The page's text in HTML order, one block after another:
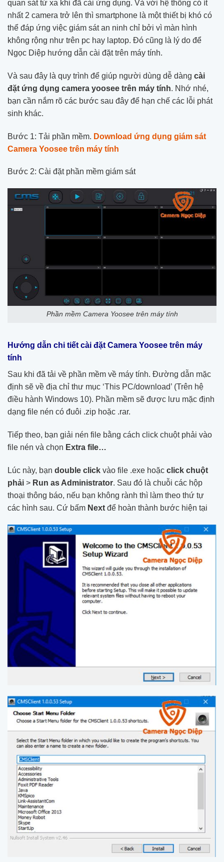
quan sát từ xa khi đã cài ứng dụng. Và với hệ thống có ít
nhất 2 camera trở lên thì smartphone là một thiết bị khó có
thể đáp ứng việc giám sát an ninh chỉ bởi vì màn hình
không rộng như trên pc hay laptop. Đó cũng là lý do để
Ngọc Diệp hướng dẫn cài đặt trên máy tính.
Và sau đây là quy trình để giúp người dùng dễ dàng cài
đặt ứng dụng camera yoosee trên máy tính. Nhớ nhé,
bạn cần nắm rõ các bước sau đây để hạn chế các lỗi phát
sinh khác.
Bước 1: Tải phần mềm. Download ứng dụng giám sát
Camera Yoosee trên máy tính
Bước 2: Cài đặt phần mềm giám sát
Phần mềm Camera Yoosee trên máy tính
Hướng dẫn chi tiết cài đặt Camera Yoosee trên máy
tính
Sau khi đã tải về phần mềm về máy tính. Đường dẫn mặc
định sẽ về địa chỉ thư mục ‘This PC/download’ (Trên hệ
điều hành Windows 10). Phần mềm sẽ được lưu mặc định
dạng file nén có đuôi .zip hoặc .rar.
Tiếp theo, bạn giải nén file bằng cách click chuột phải vào
file nén và chọn Extra file…
Lúc này, bạn double click vào file .exe hoặc click chuột
phải > Run as Administrator. Sau đó là chuỗi các hộp
thoại thông báo, nếu bạn không rành thì làm theo thứ tự
các hình sau. Cứ bấm Next để hoàn thành bước hiện tại